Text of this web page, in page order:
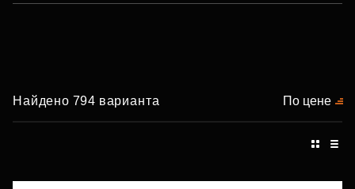
Найдено 794 варианта По цене